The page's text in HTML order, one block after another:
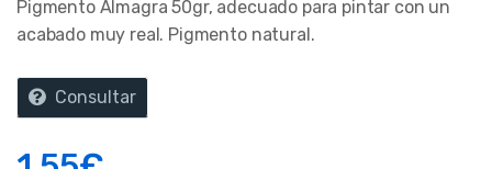
Pigmento Almagra 50gr, adecuado para pintar con un
acabado muy real. Pigmento natural.
Consultar